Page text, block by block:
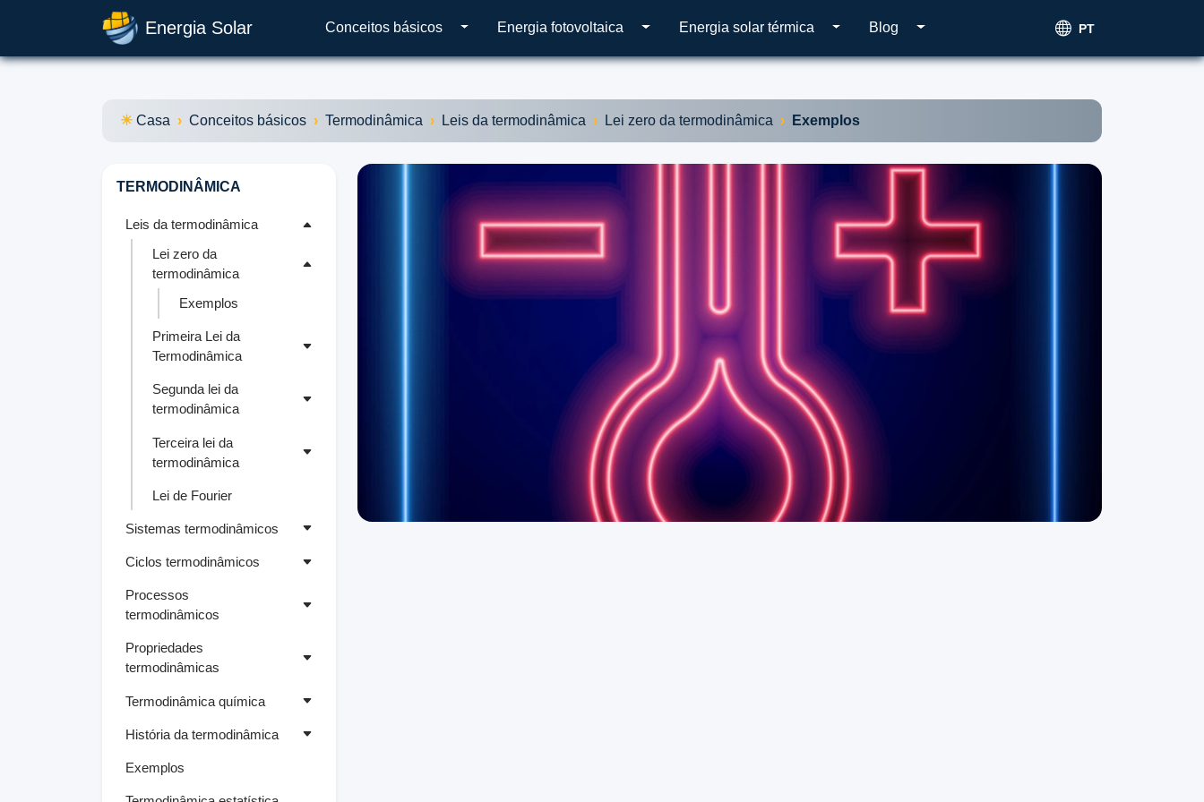
Energia Solar Conceitos básicos Energia fotovoltaica Energia solar térmica Blog PT
Casa Conceitos básicos Termodinâmica Leis da termodinâmica Lei zero da termodinâmica Exemplos
TERMODINÂMICA
Leis da termodinâmica
Lei zero da
termodinâmica
Exemplos
Primeira Lei da
Termodinâmica
Segunda lei da
termodinâmica
Terceira lei da
termodinâmica
Lei de Fourier
Sistemas termodinâmicos
Ciclos termodinâmicos
Processos
termodinâmicos
Propriedades
termodinâmicas
Termodinâmica química
História da termodinâmica
Exemplos